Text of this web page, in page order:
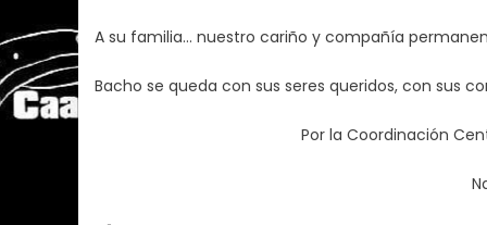
A su familia… nuestro cariño y compañía
Bacho se queda con sus seres queridos, con sus
Por la Coordinación